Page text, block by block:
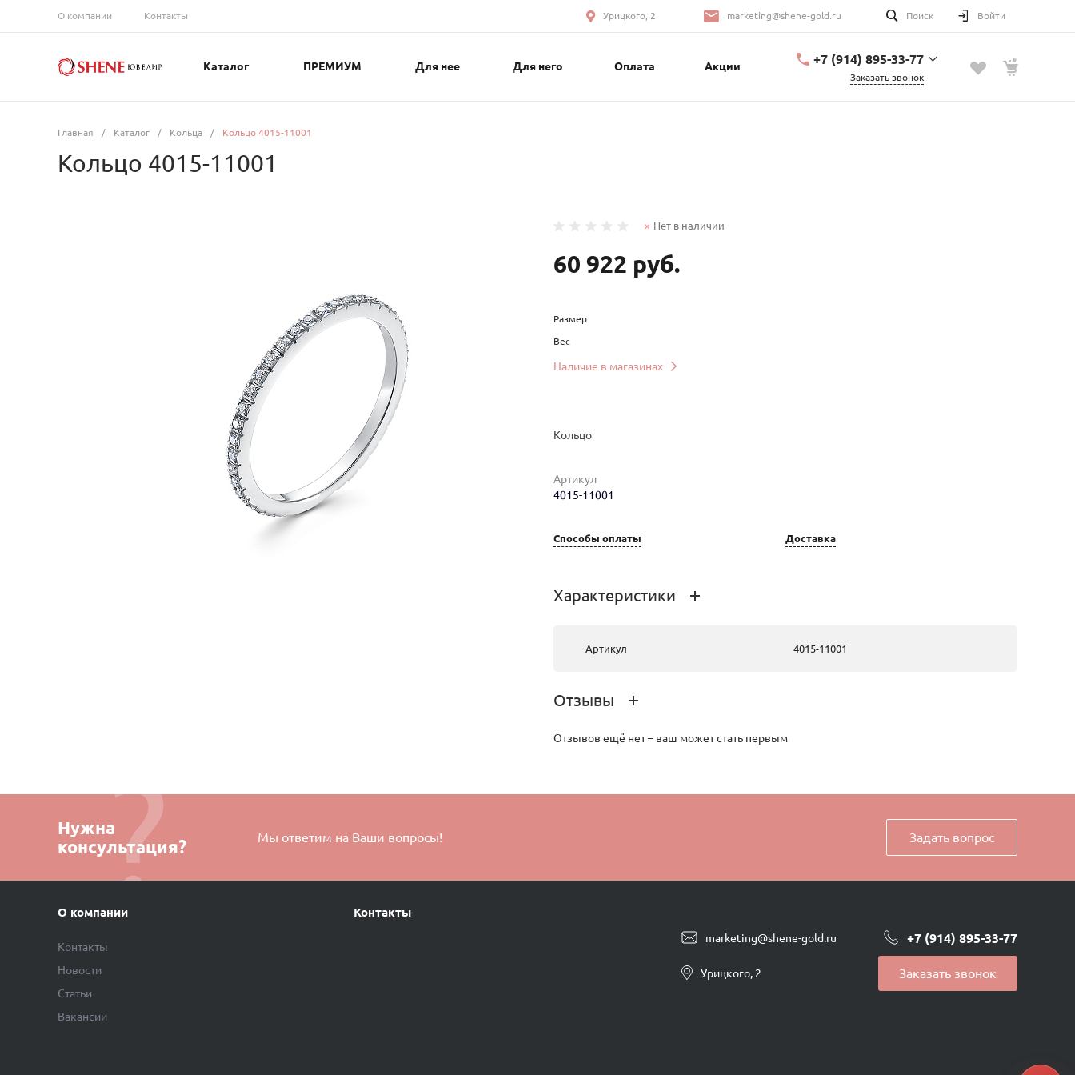
О компании Контакты Урицкого, 2 marketing@shene-gold.ru Поиск Войти
Каталог ПРЕМИУМ Для нее Для него Оплата Акции
+7 (914) 895-33-77
Заказать звонок
Главная / Каталог / Кольца / Кольцо 4015-11001
Кольцо 4015-11001
Нет в наличии
60 922 руб.
Размер
Вес
Наличие в магазинах
Урицкого 2
Кольцо
Артикул
4015-11001
Способы оплаты Доставка
Характеристики
Артикул 4015-11001
Отзывы
Отзывов ещё нет – ваш может стать первым
Нужна
консультация?
Мы ответим на Ваши вопросы! Задать вопрос
О компании
Контакты
Новости
Статьи
Вакансии
Контакты
marketing@shene-gold.ru +7 (914) 895-33-77
Урицкого, 2 Заказать звонок